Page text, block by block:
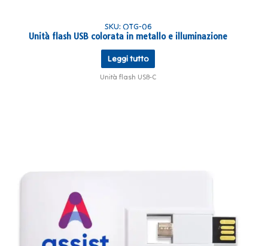
SKU: OTG-06
Unità flash USB colorata in metallo e illuminazione
Leggi tutto
Unità flash USB-C